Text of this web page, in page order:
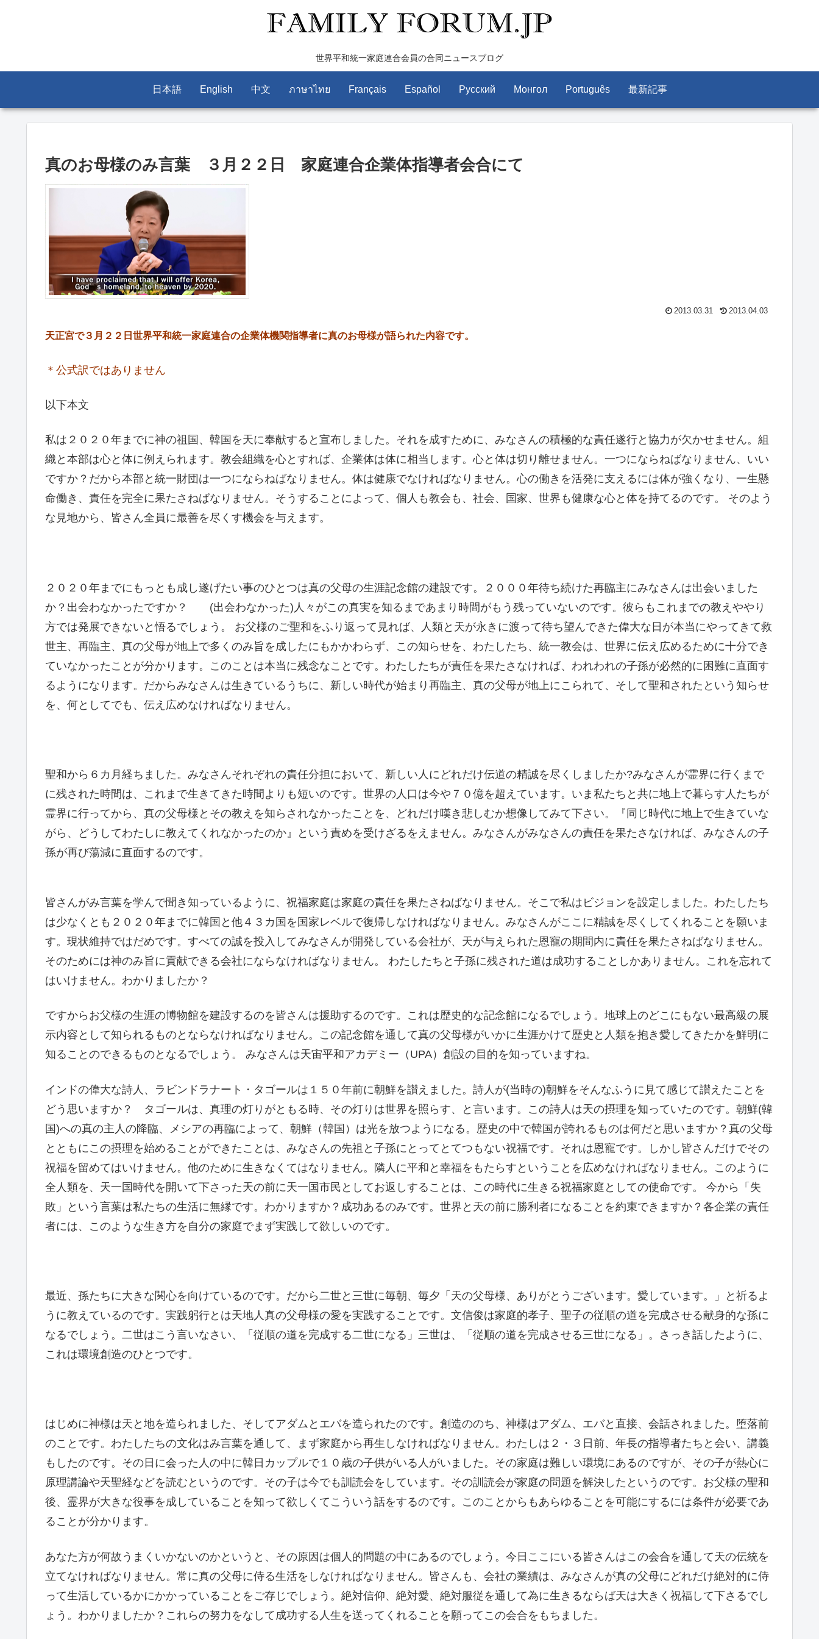
世界平和統一家庭連合会員の合同ニュースブログ
日本語 English 中文 ภาษาไทย Français Español Pусский Монгол Português 最新記事
真のお母様のみ言葉 ３月２２日 家庭連合企業体指導者会合にて
2013.03.31 2013.04.03
天正宮で３月２２日世界平和統一家庭連合の企業体機関指導者に真のお母様が語られた内容です。
＊公式訳ではありません
以下本文
私は２０２０年までに神の祖国、韓国を天に奉献すると宣布しました。それを成すために、みなさんの積極的な責任遂行と協力が欠かせません。組
織と本部は心と体に例えられます。教会組織を心とすれば、企業体は体に相当します。心と体は切り離せません。一つにならねばなりません、いい
ですか？だから本部と統一財団は一つにならねばなりません。体は健康でなければなりません。心の働きを活発に支えるには体が強くなり、一生懸
命働き、責任を完全に果たさねばなりません。そうすることによって、個人も教会も、社会、国家、世界も健康な心と体を持てるのです。 そのよう
な見地から、皆さん全員に最善を尽くす機会を与えます。
２０２０年までにもっとも成し遂げたい事のひとつは真の父母の生涯記念館の建設です。２０００年待ち続けた再臨主にみなさんは出会いました
か？出会わなかったですか？ (出会わなかった)人々がこの真実を知るまであまり時間がもう残っていないのです。彼らもこれまでの教えややり
方では発展できないと悟るでしょう。 お父様のご聖和をふり返って見れば、人類と天が永きに渡って待ち望んできた偉大な日が本当にやってきて救
世主、再臨主、真の父母が地上で多くのみ旨を成したにもかかわらず、この知らせを、わたしたち、統一教会は、世界に伝え広めるために十分でき
ていなかったことが分かります。このことは本当に残念なことです。わたしたちが責任を果たさなければ、われわれの子孫が必然的に困難に直面す
るようになります。だからみなさんは生きているうちに、新しい時代が始まり再臨主、真の父母が地上にこられて、そして聖和されたという知らせ
を、何としてでも、伝え広めなければなりません。
聖和から６カ月経ちました。みなさんそれぞれの責任分担において、新しい人にどれだけ伝道の精誠を尽くしましたか?みなさんが霊界に行くまで
に残された時間は、これまで生きてきた時間よりも短いのです。世界の人口は今や７０億を超えています。いま私たちと共に地上で暮らす人たちが
霊界に行ってから、真の父母様とその教えを知らされなかったことを、どれだけ嘆き悲しむか想像してみて下さい。『同じ時代に地上で生きていな
がら、どうしてわたしに教えてくれなかったのか』という責めを受けざるをえません。みなさんがみなさんの責任を果たさなければ、みなさんの子
孫が再び蕩減に直面するのです。
皆さんがみ言葉を学んで聞き知っているように、祝福家庭は家庭の責任を果たさねばなりません。そこで私はビジョンを設定しました。わたしたち
は少なくとも２０２０年までに韓国と他４３カ国を国家レベルで復帰しなければなりません。みなさんがここに精誠を尽くしてくれることを願いま
す。現状維持ではだめです。すべての誠を投入してみなさんが開発している会社が、天が与えられた恩寵の期間内に責任を果たさねばなりません。
そのためには神のみ旨に貢献できる会社にならなければなりません。 わたしたちと子孫に残された道は成功することしかありません。これを忘れて
はいけません。わかりましたか？
ですからお父様の生涯の博物館を建設するのを皆さんは援助するのです。これは歴史的な記念館になるでしょう。地球上のどこにもない最高級の展
示内容として知られるものとならなければなりません。この記念館を通して真の父母様がいかに生涯かけて歴史と人類を抱き愛してきたかを鮮明に
知ることのできるものとなるでしょう。 みなさんは天宙平和アカデミー（UPA）創設の目的を知っていますね。
インドの偉大な詩人、ラビンドラナート・タゴールは１５０年前に朝鮮を讃えました。詩人が(当時の)朝鮮をそんなふうに見て感じて讃えたことを
どう思いますか？ タゴールは、真理の灯りがともる時、その灯りは世界を照らす、と言います。この詩人は天の摂理を知っていたのです。朝鮮(韓
国)への真の主人の降臨、メシアの再臨によって、朝鮮（韓国）は光を放つようになる。歴史の中で韓国が誇れるものは何だと思いますか？真の父母
とともにこの摂理を始めることができたことは、みなさんの先祖と子孫にとってとてつもない祝福です。それは恩寵です。しかし皆さんだけでその
祝福を留めてはいけません。他のために生きなくてはなりません。隣人に平和と幸福をもたらすということを広めなければなりません。このように
全人類を、天一国時代を開いて下さった天の前に天一国市民としてお返しすることは、この時代に生きる祝福家庭としての使命です。 今から「失
敗」という言葉は私たちの生活に無縁です。わかりますか？成功あるのみです。世界と天の前に勝利者になることを約束できますか？各企業の責任
者には、このような生き方を自分の家庭でまず実践して欲しいのです。
最近、孫たちに大きな関心を向けているのです。だから二世と三世に毎朝、毎夕「天の父母様、ありがとうございます。愛しています。」と祈るよ
うに教えているのです。実践躬行とは天地人真の父母様の愛を実践することです。文信俊は家庭的孝子、聖子の従順の道を完成させる献身的な孫に
なるでしょう。二世はこう言いなさい、「従順の道を完成する二世になる」三世は、「従順の道を完成させる三世になる」。さっき話したように、
これは環境創造のひとつです。
はじめに神様は天と地を造られました、そしてアダムとエバを造られたのです。創造ののち、神様はアダム、エバと直接、会話されました。堕落前
のことです。わたしたちの文化はみ言葉を通して、まず家庭から再生しなければなりません。わたしは２・３日前、年長の指導者たちと会い、講義
もしたのです。その日に会った人の中に韓日カップルで１０歳の子供がいる人がいました。その家庭は難しい環境にあるのですが、その子が熱心に
原理講論や天聖経などを読むというのです。その子は今でも訓読会をしています。その訓読会が家庭の問題を解決したというのです。お父様の聖和
後、霊界が大きな役事を成していることを知って欲しくてこういう話をするのです。このことからもあらゆることを可能にするには条件が必要であ
ることが分かります。
あなた方が何故うまくいかないのかというと、その原因は個人的問題の中にあるのでしょう。今日ここにいる皆さんはこの会合を通して天の伝統を
立てなければなりません。常に真の父母に侍る生活をしなければなりません。皆さんも、会社の業績は、みなさんが真の父母にどれだけ絶対的に侍
って生活しているかにかかっていることをご存じでしょう。絶対信仰、絶対愛、絶対服従を通して為に生きるならば天は大きく祝福して下さるでし
ょう。わかりましたか？これらの努力をなして成功する人生を送ってくれることを願ってこの会合をもちました。